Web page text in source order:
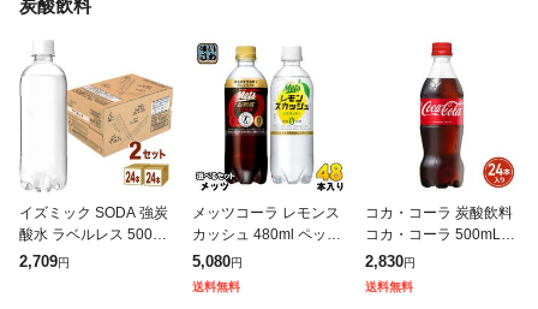
炭酸飲料
イズミック SODA 強炭
酸水 ラベルレス 500ml
合計48本 24本入×2ケ
2,709円
メッツコーラ レモンス
カッシュ 480ml ペット
ボトル 選べる 48本 (24
本×2) キリン 特定保健
用食品 炭酸飲料 強炭
5,080円
送料無料
コカ・コーラ 炭酸飲料
コカ・コーラ 500mL×2
4本(24本×1ケース) 260
5jccc
2,830円
送料無料